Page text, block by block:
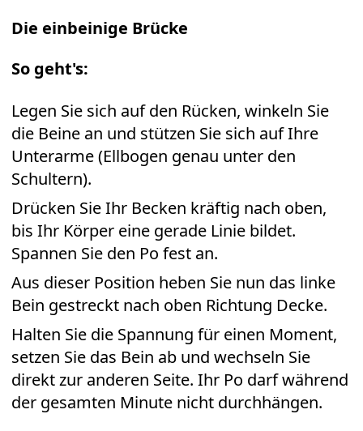
Die einbeinige Brücke
So geht's:
Legen Sie sich auf den Rücken, winkeln Sie
die Beine an und stützen Sie sich auf Ihre
Unterarme (Ellbogen genau unter den
Schultern).
Drücken Sie Ihr Becken kräftig nach oben,
bis Ihr Körper eine gerade Linie bildet.
Spannen Sie den Po fest an.
Aus dieser Position heben Sie nun das linke
Bein gestreckt nach oben Richtung Decke.
Halten Sie die Spannung für einen Moment,
setzen Sie das Bein ab und wechseln Sie
direkt zur anderen Seite. Ihr Po darf während
der gesamten Minute nicht durchhängen.